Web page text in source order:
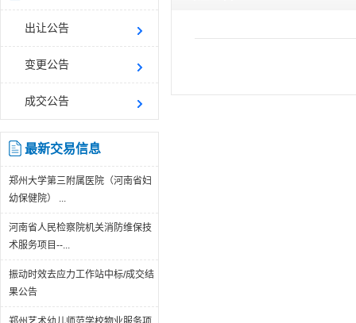
出让公告
变更公告
成交公告
最新交易信息
郑州大学第三附属医院（河南省妇
幼保健院） ...
河南省人民检察院机关消防维保技
术服务项目--...
振动时效去应力工作站中标/成交结
果公告